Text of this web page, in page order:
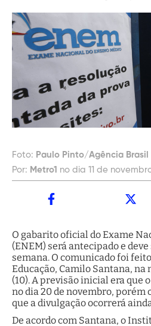
Foto: Paulo Pinto/Agência Brasil
Por: Metro1 no dia 11 de
O gabarito oficial do Exame
(ENEM) será antecipado e
semana. O comunicado foi
Educação, Camilo Santana,
(10). A previsão inicial era que
no dia 20 de novembro,
que a divulgação ocorrerá
De acordo com Santana, o